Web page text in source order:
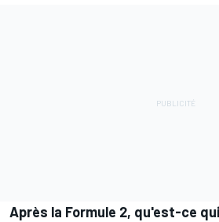
Après la Formule 2, qu'est-ce